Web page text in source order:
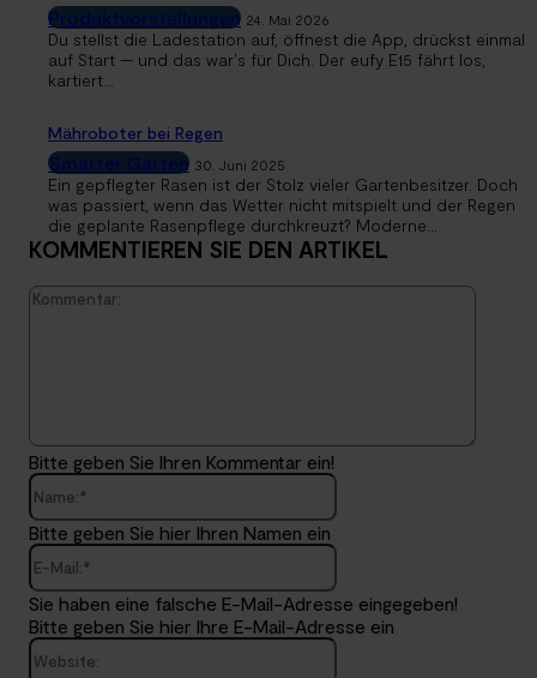
Produktvorstellungen 24. Mai 2026
Du stellst die Ladestation auf, öffnest die App, drückst einmal
auf Start — und das war's für Dich. Der eufy E15 fährt los,
kartiert...
Mähroboter bei Regen
Smarter Garten 30. Juni 2025
Ein gepflegter Rasen ist der Stolz vieler Gartenbesitzer. Doch
was passiert, wenn das Wetter nicht mitspielt und der Regen
die geplante Rasenpflege durchkreuzt? Moderne...
KOMMENTIEREN SIE DEN ARTIKEL
Bitte geben Sie Ihren Kommentar ein!
Name:*
Bitte geben Sie hier Ihren Namen ein
E-
Sie haben eine falsche E-Mail-Adresse eingegeben!
Bitte geben Sie hier Ihre E-Mail-Adresse ein
Website: